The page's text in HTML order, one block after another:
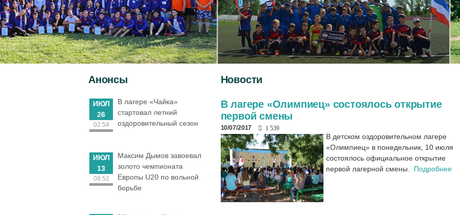
Анонсы
ИЮЛ
26
02:54
В лагере «Чайка»
стартовал летний
оздоровительный сезон
ИЮЛ
13
08:52
Максим Дымов завоевал
золото чемпионата
Европы U20 по вольной
борьбе
Новости
В лагере «Олимпиец» состоялось открытие
первой смены
10/07/2017 1 539
В детском оздоровительном лагере
«Олимпиец» в понедельник, 10 июля
состоялось официальное открытие
первой лагерной смены. Подробнее